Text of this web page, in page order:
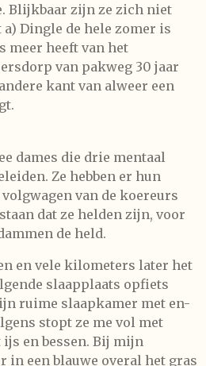
Blijkbaar zijn ze zich niet
Dingle de hele zomer is
meer heeft van het
van pakweg 30 jaar
kant van alweer een
dames die drie mentaal
Ze hebben er hun
van de koereurs
dat ze helden zijn, voor
de held.
en vele kilometers later het
slaapplaats opfiets
ruime slaapkamer met en-
stopt ze me vol met
en bessen. Bij mijn
in een blauwe overal het gras